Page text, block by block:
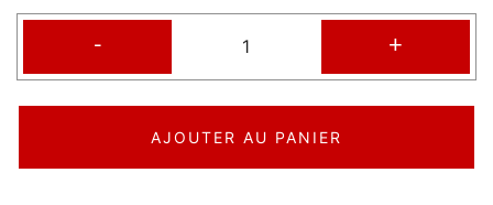
- +
AJOUTER AU PANIER